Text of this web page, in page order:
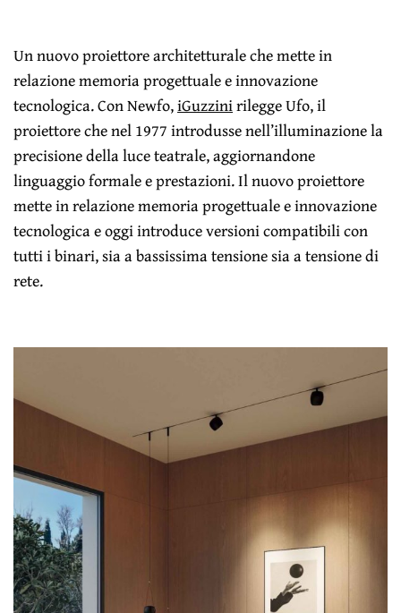
Un nuovo proiettore architetturale che mette in
relazione memoria progettuale e innovazione
tecnologica. Con Newfo,iGuzzinirilegge Ufo, il
proiettore che nel 1977 introdusse nell’illuminazione la
precisione della luce teatrale, aggiornandone
linguaggio formale e prestazioni. Il nuovo proiettore
mette in relazione memoria progettuale e innovazione
tecnologica e oggi introduce versioni compatibili con
tutti i binari, sia a bassissima tensione sia a tensione di
rete.